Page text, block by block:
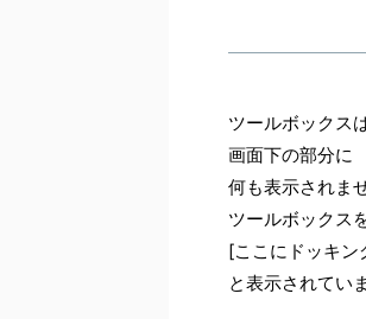
ツールボックス
画面下の部分に
何も表示されませ
ツールボックス
[ここにドッキン
と表示されてい